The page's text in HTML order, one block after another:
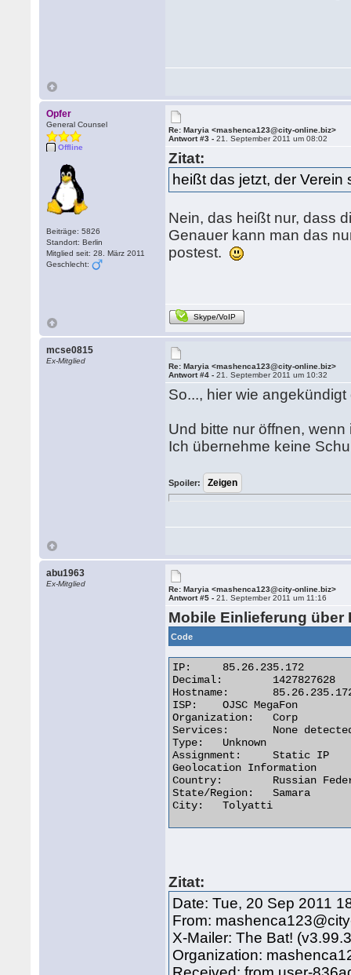
Opfer
General Counsel
Offline
Beiträge: 5826
Standort: Berlin
Mitglied seit: 28. März 2011
Geschlecht:
Re: Maryia <mashenca123@city-online.biz>
Antwort #3 -21. September 2011 um 08:02
Zitat:
heißt das jetzt, der
Nein, das heißt nur, dass
Genauer kann man das
postest.
Skype/VoIP
mcse0815
Ex-Mitglied
Re: Maryia <mashenca123@city-online.biz>
Antwort #4 -21. September 2011 um 10:32
So..., hier wie
Und bitte nur öffnen, wenn
Ich übernehme keine
Spoiler:
abu1963
Ex-Mitglied
Re: Maryia <mashenca123@city-online.biz>
Antwort #5 -21. September 2011 um 11:16
Mobile Einlieferung über
Code
IP:	85.26.235.172
Decimal:	1427827628
Hostname:	85.26.235.172
ISP:	OJSC MegaFon
Organization:	Corp
Services:	None detected
Type:	Unknown
Assignment:	Static IP
Geolocation Information
Country:	Russian Federation ru flag
State/Region:	Samara
City:	Tolyatti
Zitat:
Date: Tue, 20 Sep 2011
From:
X-Mailer: The Bat!
Organization: